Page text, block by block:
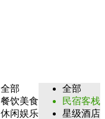
全部
餐饮美食
休闲娱乐
全部
民宿客栈
星级酒店